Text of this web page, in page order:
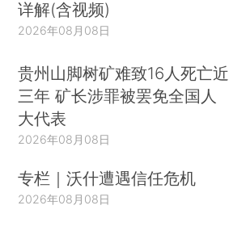
详解(含视频)
2026年08月08日
贵州山脚树矿难致16人死亡近
三年 矿长涉罪被罢免全国人
大代表
2026年08月08日
专栏｜沃什遭遇信任危机
2026年08月08日